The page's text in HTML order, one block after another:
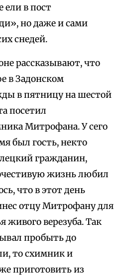
ели в пост
но даже и сами
снедей.
рассказывают, что
в Задонском
в пятницу на шестой
посетил
Митрофана. У сего
был гость, некто
гражданин,
жизнь любил
что в этот день
отцу Митрофану для
живого верезуба. Так
пробыть до
то схимник и
приготовить из